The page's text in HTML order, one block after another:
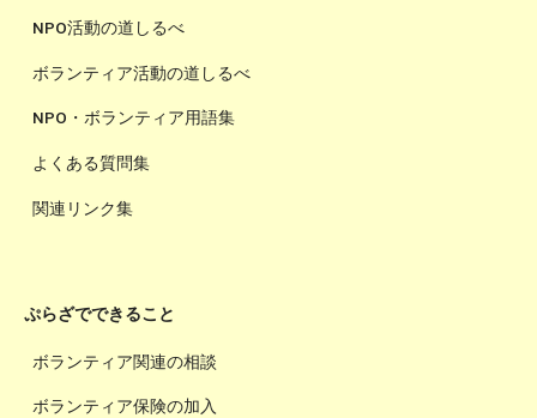
NPO活動の道しるべ
ボランティア活動の道しるべ
NPO・ボランティア用語集
よくある質問集
関連リンク集
ぷらざでできること
ボランティア関連の相談
ボランティア保険の加入